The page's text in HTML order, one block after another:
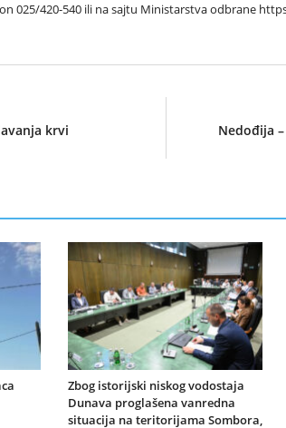
025/420-540 ili na sajtu Ministarstva odbrane
krvi
Nedođija
Zbog istorijski niskog vodostaja
Dunava proglašena vanredna
situacija na teritorijama Sombora,